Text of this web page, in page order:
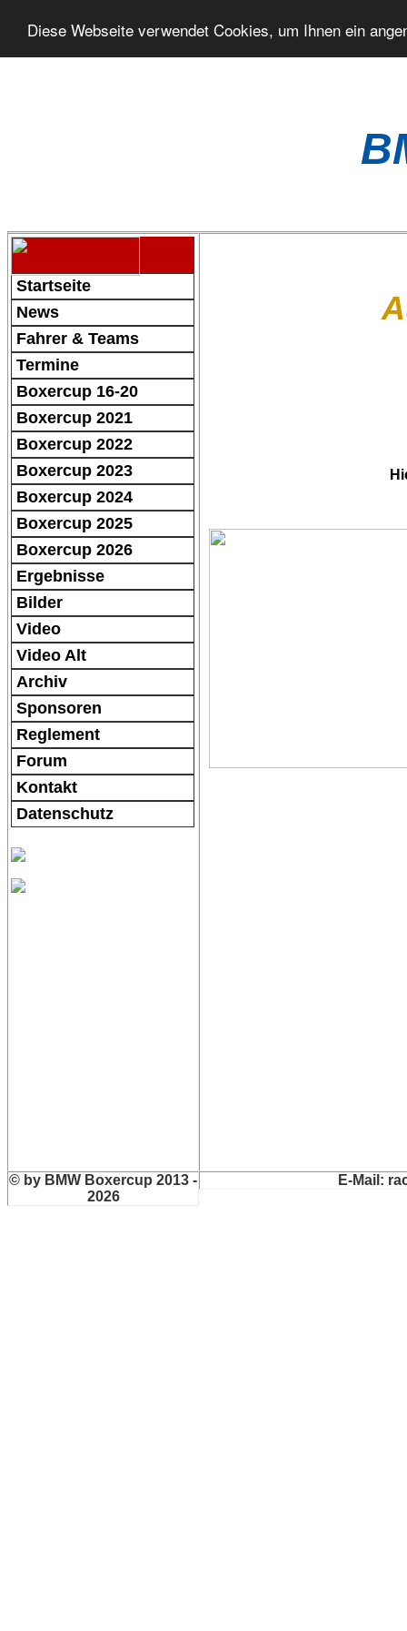
Diese Webseite verwendet Cookies, um Ihnen ein
BMW
Startseite
News
Fahrer & Teams
Termine
Boxercup 16-20
Boxercup 2021
Boxercup 2022
Boxercup 2023
Boxercup 2024
Boxercup 2025
Boxercup 2026
Ergebnisse
Bilder
Video
Video Alt
Archiv
Sponsoren
Reglement
Forum
Kontakt
Datenschutz
© by BMW Boxercup 2013 -
2026
E-Mail: